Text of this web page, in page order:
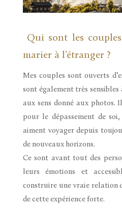
Qui sont les
marier à l’étranger ?
Mes couples sont ouverts
sont également très sensibles
aux sens donné aux
pour le dépassement de
aiment voyager depuis
de nouveaux horizons.
Ce sont avant tout des
leurs émotions et
construire une vraie relation
de cette expérience forte.